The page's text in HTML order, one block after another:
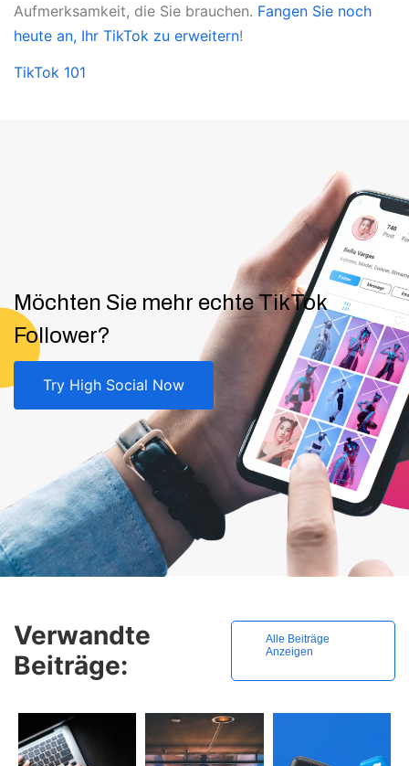
Aufmerksamkeit, die Sie brauchen. Fangen Sie noch
heute an, Ihr TikTok zu erweitern!
TikTok 101
Möchten Sie mehr echte TikTok
Follower?
Try High Social Now
Verwandte
Beiträge:
Alle Beiträge
Anzeigen